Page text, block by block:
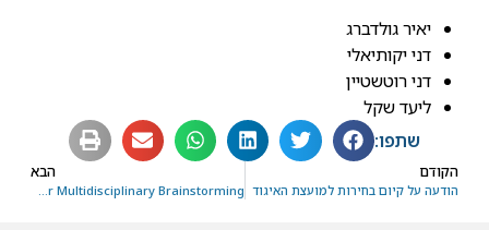
יאיר גולדברג
דני יקותיאלי
דני רוטשטיין
ליעד שקל
שתפו:
הקודם
הודעה על קיום בחירות למועצת האיגוד
הבא